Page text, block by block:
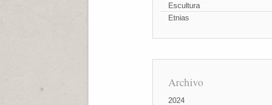
Escultura
Etnias
Archivo
2024